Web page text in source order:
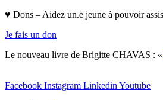
Aller
contenu
♥ Dons – Aidez un.e jeune à pouvoir
Je fais un don
Le nouveau livre de Brigitte CHAVAS : «
Facebook Instagram Linkedin Youtube